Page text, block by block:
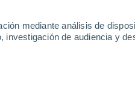
mediante análisis de
investigación de audiencia y